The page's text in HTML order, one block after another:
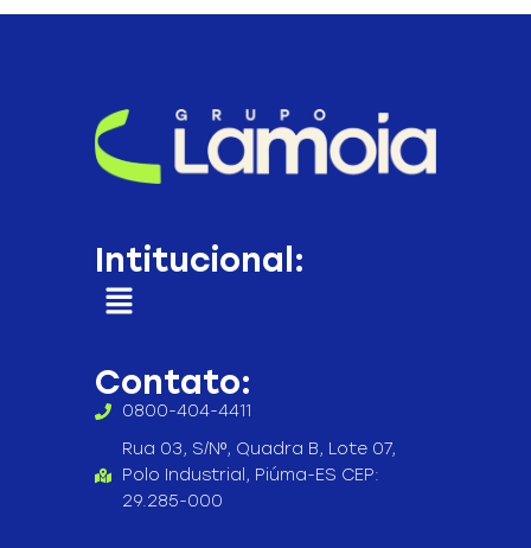
Intitucional:
Contato:
0800-404-4411
Rua 03, S/Nº, Quadra B, Lote 07,
Polo Industrial, Piúma-ES CEP:
29.285-000